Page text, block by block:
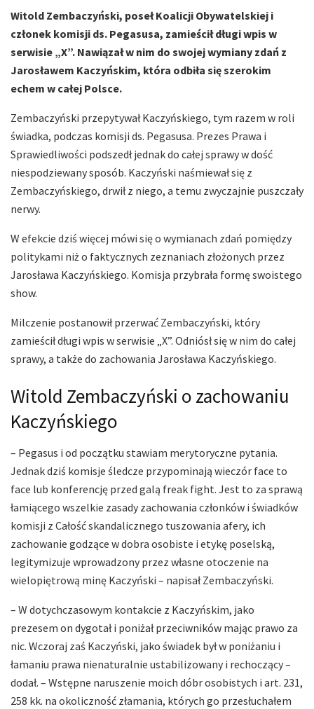
Witold Zembaczyński, poseł Koalicji Obywatelskiej i
członek komisji ds. Pegasusa, zamieścił długi wpis w
serwisie „X”. Nawiązał w nim do swojej wymiany zdań z
Jarosławem Kaczyńskim, która odbiła się szerokim
echem w całej Polsce.
Zembaczyński przepytywał Kaczyńskiego, tym razem w roli
świadka, podczas komisji ds. Pegasusa. Prezes Prawa i
Sprawiedliwości podszedł jednak do całej sprawy w dość
niespodziewany sposób. Kaczyński naśmiewał się z
Zembaczyńskiego, drwił z niego, a temu zwyczajnie puszczały
nerwy.
W efekcie dziś więcej mówi się o wymianach zdań pomiędzy
politykami niż o faktycznych zeznaniach złożonych przez
Jarosława Kaczyńskiego. Komisja przybrała formę swoistego
show.
Milczenie postanowił przerwać Zembaczyński, który
zamieścił długi wpis w serwisie „X”. Odniósł się w nim do całej
sprawy, a także do zachowania Jarosława Kaczyńskiego.
Witold Zembaczyński o zachowaniu
Kaczyńskiego
– Pegasus i od początku stawiam merytoryczne pytania.
Jednak dziś komisje śledcze przypominają wieczór face to
face lub konferencję przed galą freak fight. Jest to za sprawą
łamiącego wszelkie zasady zachowania członków i świadków
komisji z Całość skandalicznego tuszowania afery, ich
zachowanie godzące w dobra osobiste i etykę poselską,
legitymizuje wprowadzony przez własne otoczenie na
wielopiętrową minę Kaczyński – napisał Zembaczyński.
– W dotychczasowym kontakcie z Kaczyńskim, jako
prezesem on dygotał i poniżał przeciwników mając prawo za
nic. Wczoraj zaś Kaczyński, jako świadek był w poniżaniu i
łamaniu prawa nienaturalnie ustabilizowany i rechoczący –
dodał. – Wstępne naruszenie moich dóbr osobistych i art. 231,
258 kk. na okoliczność złamania, których go przesłuchałem